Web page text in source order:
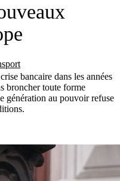
bancaire dans les années
broncher toute forme
génération au pouvoir refuse